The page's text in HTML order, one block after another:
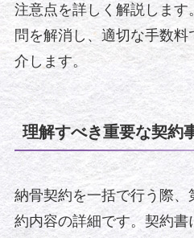
注意点を詳しく解説します
問を解消し、適切な手数
介します。
理解すべき重要な契約
納骨契約を一括で行う際、
約内容の詳細です。契約